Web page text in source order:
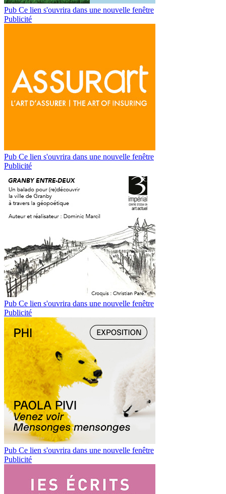
Pub Ce lien s'ouvrira dans une nouvelle fenêtre
Publicité
Pub Ce lien s'ouvrira dans une nouvelle fenêtre
Publicité
Pub Ce lien s'ouvrira dans une nouvelle fenêtre
Publicité
Pub Ce lien s'ouvrira dans une nouvelle fenêtre
Publicité